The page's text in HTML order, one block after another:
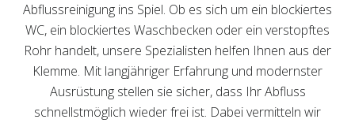
Abflussreinigung ins Spiel. Ob es sich um ein blockiertes
WC, ein blockiertes Waschbecken oder ein verstopftes
Rohr handelt, unsere Spezialisten helfen Ihnen aus der
Klemme. Mit langjähriger Erfahrung und modernster
Ausrüstung stellen sie sicher, dass Ihr Abfluss
schnellstmöglich wieder frei ist. Dabei vermitteln wir